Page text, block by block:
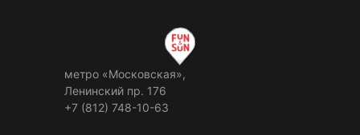
метро «Московская»,
Ленинский пр. 176
+7 (812) 748-10-63